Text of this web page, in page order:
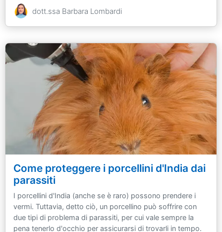
dott.ssa Barbara Lombardi
Come proteggere i porcellini d'India dai
parassiti
I porcellini d'India (anche se è raro) possono prendere i
vermi. Tuttavia, detto ciò, un porcellino può soffrire con
due tipi di problema di parassiti, per cui vale sempre la
pena tenerlo d'occhio per assicurarsi di trovarli in tempo.